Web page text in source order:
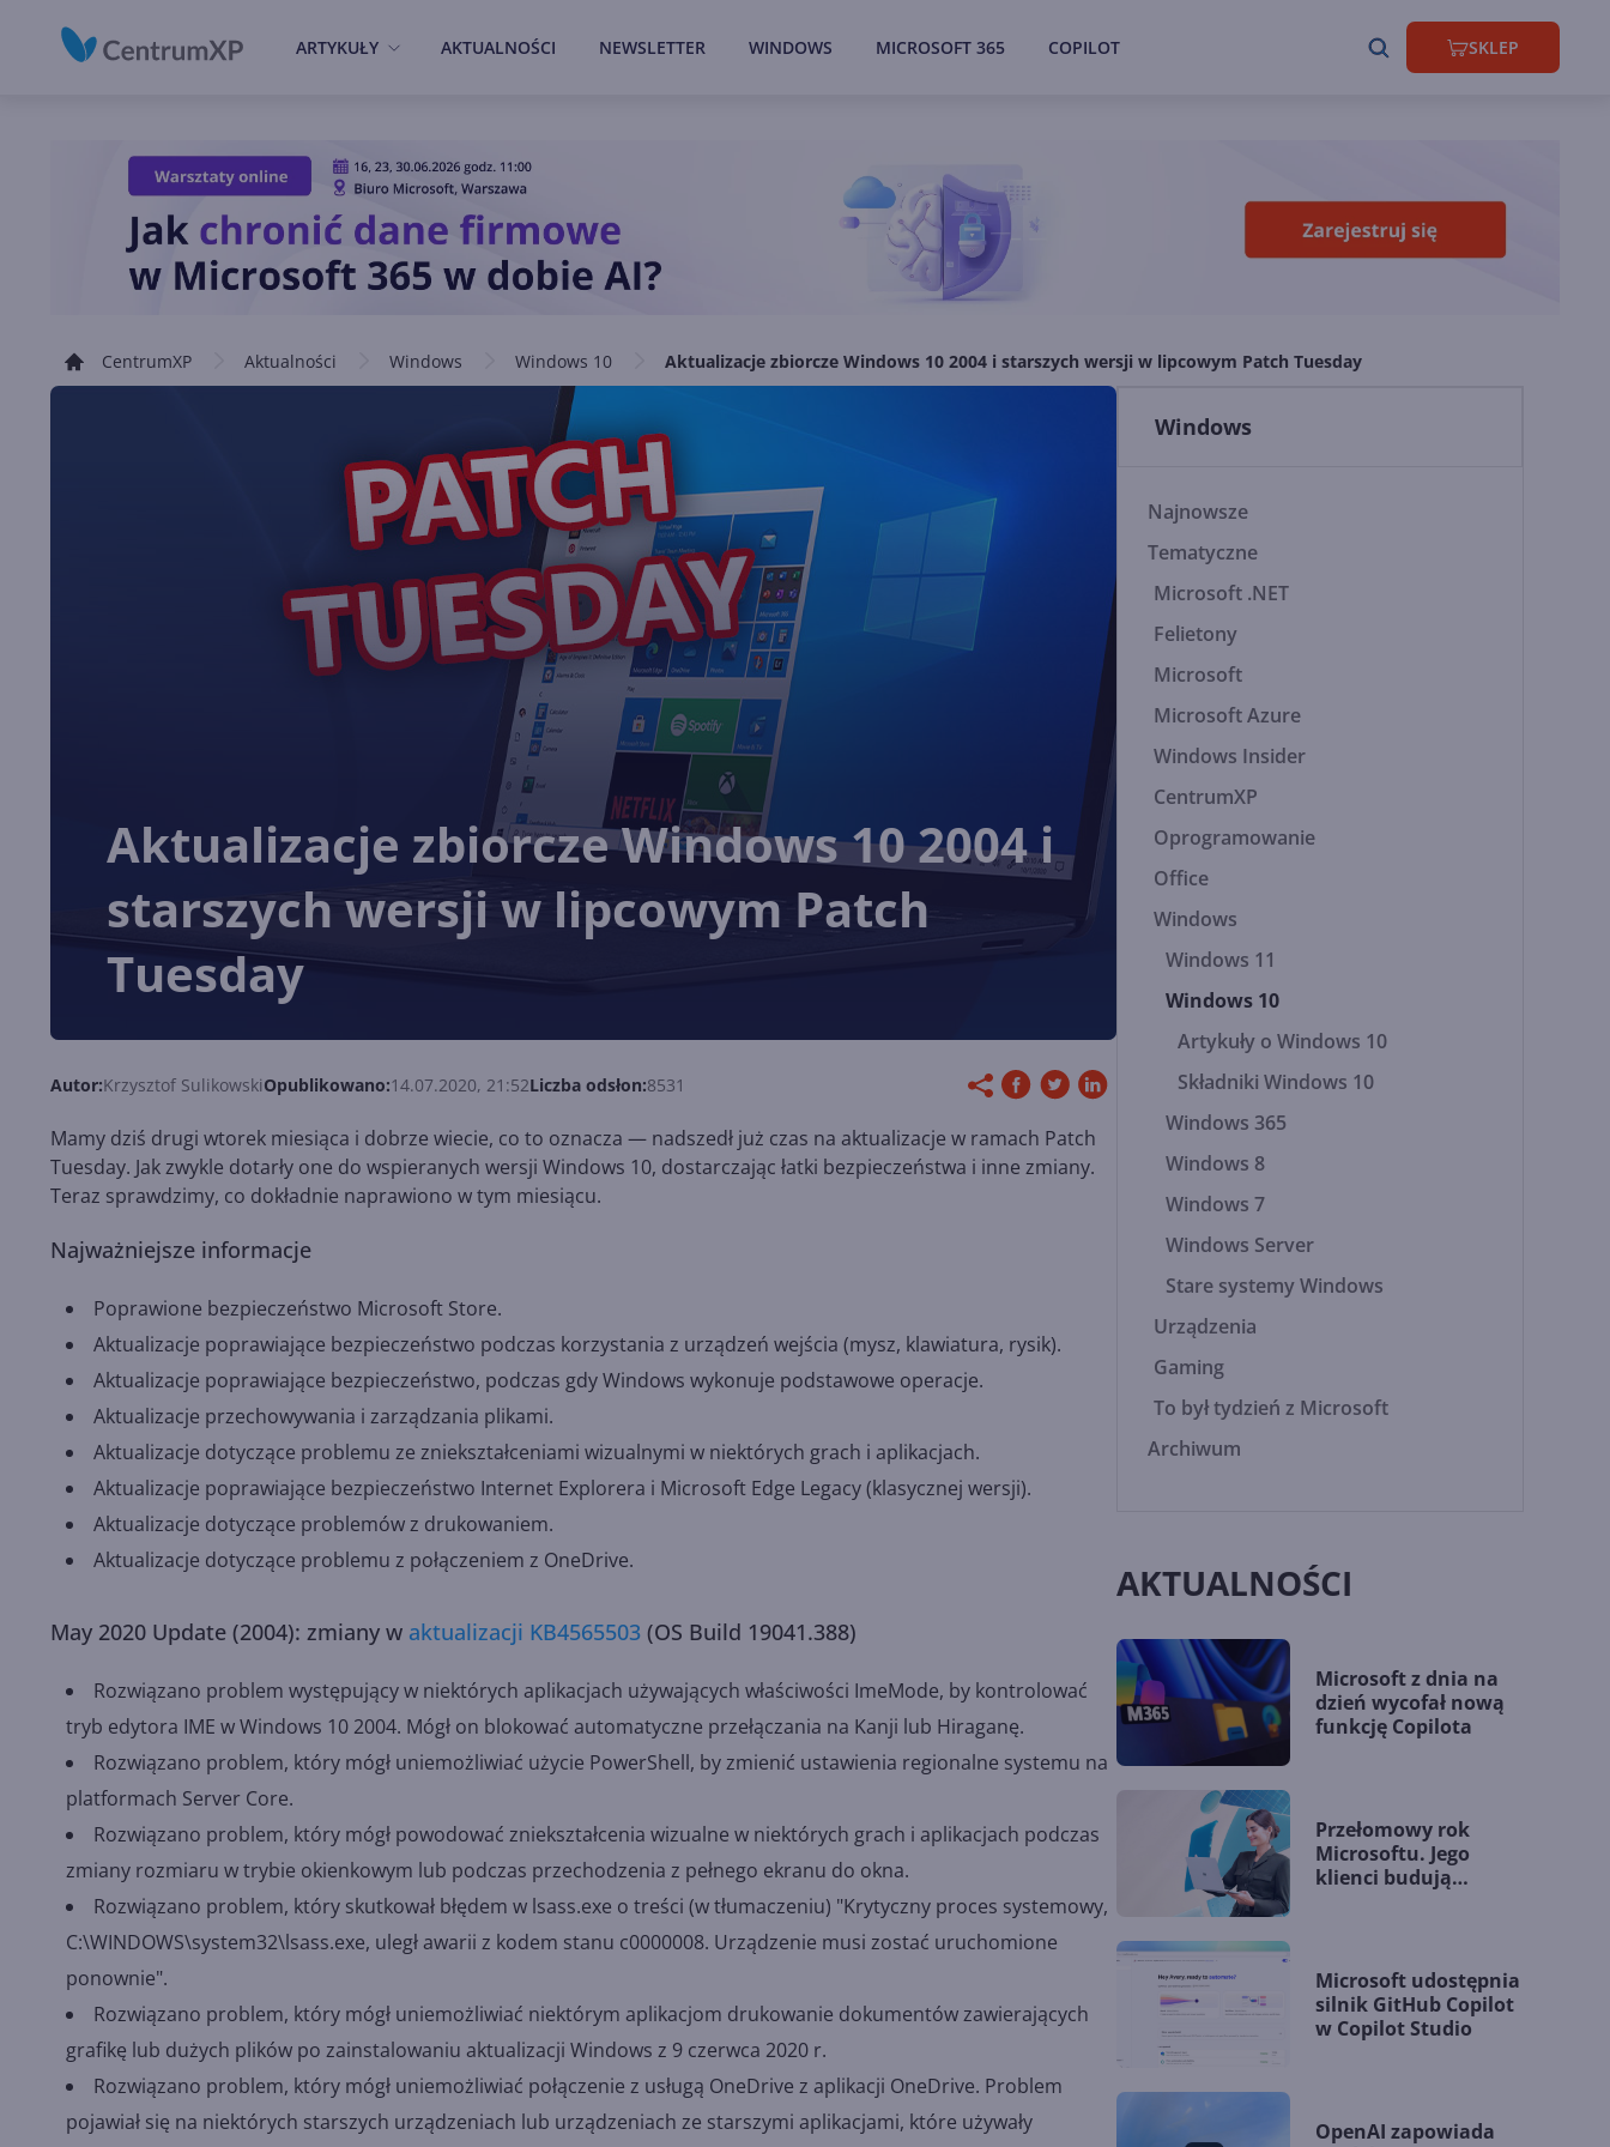
ARTYKUŁY AKTUALNOŚCI NEWSLETTER WINDOWS MICROSOFT 365 COPILOT SKLEP
CentrumXP Aktualności Windows Windows 10 Aktualizacje zbiorcze Windows 10 2004 i starszych wersji w lipcowym Patch Tuesday
Aktualizacje zbiorcze Windows 10 2004 i
starszych wersji w lipcowym Patch
Tuesday
Autor:Krzysztof SulikowskiOpublikowano:14.07.2020, 21:52Liczba odsłon:8531
Mamy dziś drugi wtorek miesiąca i dobrze wiecie, co to oznacza — nadszedł już czas na aktualizacje w ramach Patch
Tuesday. Jak zwykle dotarły one do wspieranych wersji Windows 10, dostarczając łatki bezpieczeństwa i inne zmiany.
Teraz sprawdzimy, co dokładnie naprawiono w tym miesiącu.
Najważniejsze informacje
Poprawione bezpieczeństwo Microsoft Store.
Aktualizacje poprawiające bezpieczeństwo podczas korzystania z urządzeń wejścia (mysz, klawiatura, rysik).
Aktualizacje poprawiające bezpieczeństwo, podczas gdy Windows wykonuje podstawowe operacje.
Aktualizacje przechowywania i zarządzania plikami.
Aktualizacje dotyczące problemu ze zniekształceniami wizualnymi w niektórych grach i aplikacjach.
Aktualizacje poprawiające bezpieczeństwo Internet Explorera i Microsoft Edge Legacy (klasycznej wersji).
Aktualizacje dotyczące problemów z drukowaniem.
Aktualizacje dotyczące problemu z połączeniem z OneDrive.
May 2020 Update (2004): zmiany w aktualizacji KB4565503 (OS Build 19041.388)
Rozwiązano problem występujący w niektórych aplikacjach używających właściwości ImeMode, by kontrolować
tryb edytora IME w Windows 10 2004. Mógł on blokować automatyczne przełączania na Kanji lub Hiraganę.
Rozwiązano problem, który mógł uniemożliwiać użycie PowerShell, by zmienić ustawienia regionalne systemu na
platformach Server Core.
Rozwiązano problem, który mógł powodować zniekształcenia wizualne w niektórych grach i aplikacjach podczas
zmiany rozmiaru w trybie okienkowym lub podczas przechodzenia z pełnego ekranu do okna.
Rozwiązano problem, który skutkował błędem w lsass.exe o treści (w tłumaczeniu) "Krytyczny proces systemowy,
C:\WINDOWS\system32\lsass.exe, uległ awarii z kodem stanu c0000008. Urządzenie musi zostać uruchomione
ponownie".
Rozwiązano problem, który mógł uniemożliwiać niektórym aplikacjom drukowanie dokumentów zawierających
grafikę lub dużych plików po zainstalowaniu aktualizacji Windows z 9 czerwca 2020 r.
Rozwiązano problem, który mógł uniemożliwiać połączenie z usługą OneDrive z aplikacji OneDrive. Problem
pojawiał się na niektórych starszych urządzeniach lub urządzeniach ze starszymi aplikacjami, które używały
Windows
Najnowsze
Tematyczne
Microsoft .NET
Felietony
Microsoft
Microsoft Azure
Windows Insider
CentrumXP
Oprogramowanie
Office
Windows
Windows 11
Windows 10
Artykuły o Windows 10
Składniki Windows 10
Windows 365
Windows 8
Windows 7
Windows Server
Stare systemy Windows
Urządzenia
Gaming
To był tydzień z Microsoft
Archiwum
AKTUALNOŚCI
Microsoft z dnia na
dzień wycofał nową
funkcję Copilota
Przełomowy rok
Microsoftu. Jego
klienci budują
Microsoft udostępnia
silnik GitHub Copilot
w Copilot Studio
OpenAI zapowiada